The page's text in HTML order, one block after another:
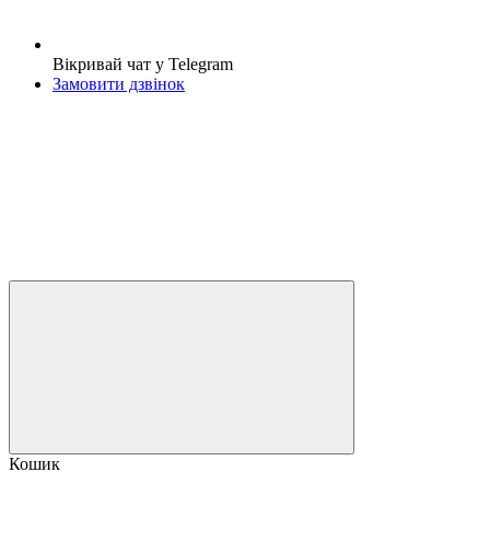
Вікривай чат у Telegram
Замовити дзвінок
Кошик